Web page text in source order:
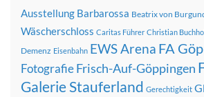
Ausstellung Barbarossa Beatrix von
Wäscherschloss Caritas Führer Christian
Demenz Eisenbahn EWS Arena FA
FotografieFrisch-Auf-Göppingen
Galerie Stauferland Gerechtigkeit